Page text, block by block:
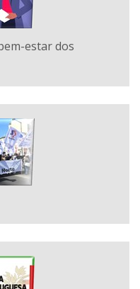
estar dos